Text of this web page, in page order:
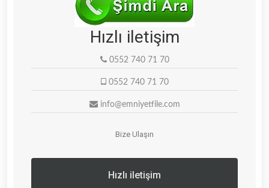
Hızlı iletişim
0552 740 71 70
0552 740 71 70
info@emniyetfile.com
Bize Ulaşın
Hızlı iletişim